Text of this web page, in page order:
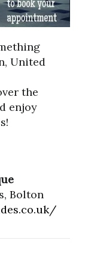
United
the
enjoy
Bolton